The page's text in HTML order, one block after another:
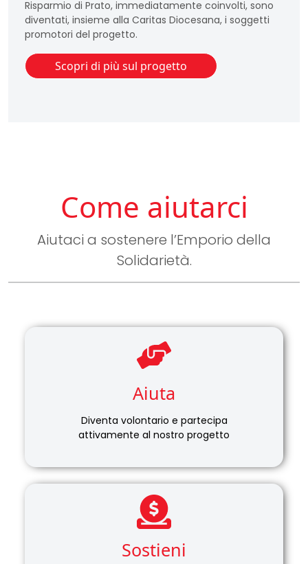
Risparmio di Prato, immediatamente coinvolti, sono
diventati, insieme alla Caritas Diocesana, i soggetti
promotori del progetto.
Scopri di più sul progetto
Come aiutarci
Aiutaci a sostenere l’Emporio della
Solidarietà.
Aiuta
Diventa volontario e partecipa
attivamente al nostro progetto
Sostieni